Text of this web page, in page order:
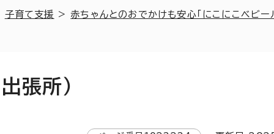
子育て支援 >赤ちゃんとのおでかけも安心「にこにこベビー
張所）